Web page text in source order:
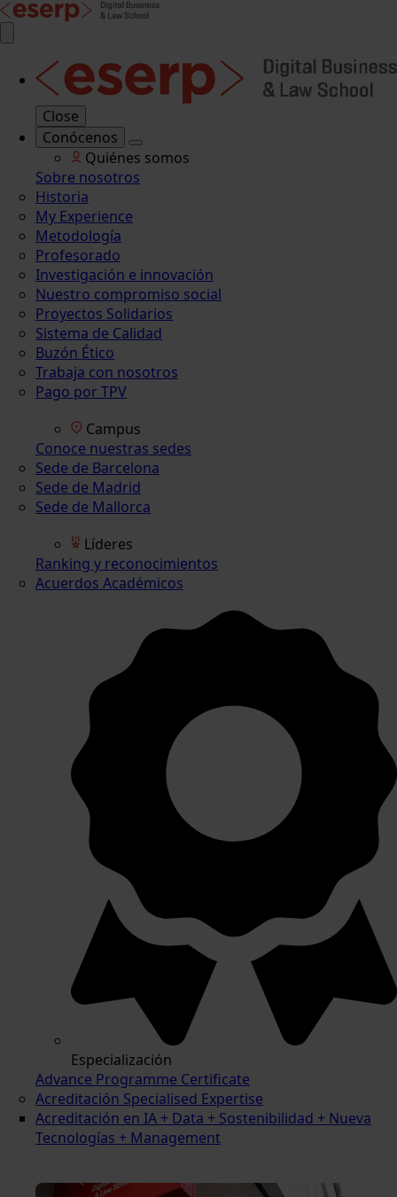
Close
Conócenos
Quiénes somos
Sobre nosotros
Historia
My Experience
Metodología
Profesorado
Investigación e innovación
Nuestro compromiso social
Proyectos Solidarios
Sistema de Calidad
Buzón Ético
Trabaja con nosotros
Pago por TPV
Campus
Conoce nuestras sedes
Sede de Barcelona
Sede de Madrid
Sede de Mallorca
Líderes
Ranking y reconocimientos
Acuerdos Académicos
Especialización
Advance Programme Certificate
Acreditación Specialised Expertise
Acreditación en IA + Data + Sostenibilidad + Nueva
Tecnologías + Management